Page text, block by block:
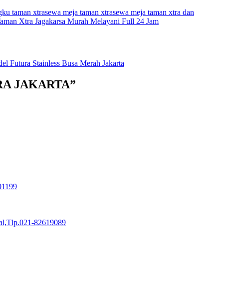
taman xtrasewa meja taman xtrasewa meja taman xtra dan
Xtra Jagakarsa Murah Melayani Full 24 Jam
Futura Stainless Busa Merah Jakarta
JAKARTA”
82619089